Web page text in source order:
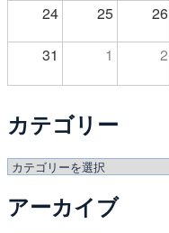
24 25 26
31 1 2
カテゴリー
カ
ゴ
アーカイブ